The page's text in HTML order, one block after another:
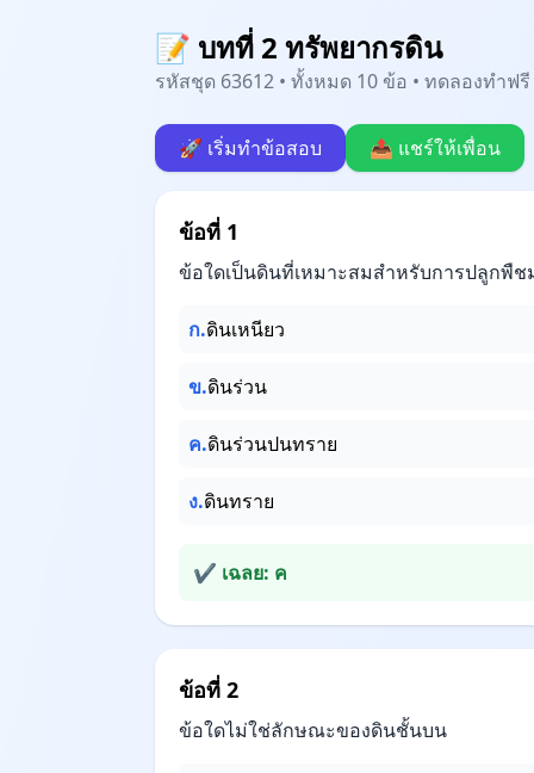
📝 บทที่ 2 ทรัพยากรดิน
รหัสชุด 63612 • ทั้งหมด 10 ข้อ • ทดลองทำฟ
🚀 เริ่มทำข้อสอบ 📤 แชร์ให้เพื่อน
ข้อที่ 1
ข้อใดเป็นดินที่เหมาะสมสำหรับการปลูกพื
ก.ดินเหนียว
ข.ดินร่วน
ค.ดินร่วนปนทราย
ง.ดินทราย
✔ เฉลย: ค
ข้อที่ 2
ข้อใดไม่ใช่ลักษณะของดินชั้นบน